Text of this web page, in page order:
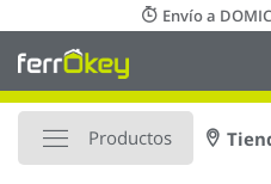
al
contenido
Envío a
Productos